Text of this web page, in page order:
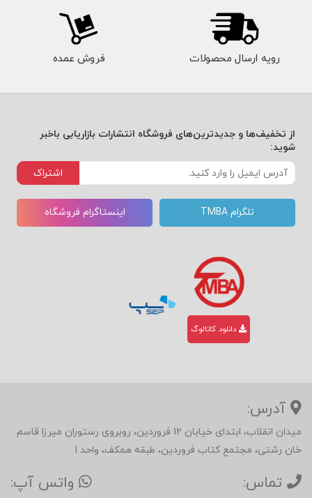
رویه ارسال محصولات فروش عمده
از تخفیف‌ها و جدیدترین‌های فروشگاه انتشارات بازاریابی باخبر
شوید:
اشتراک
تلگرام TMBA اینستاگرام فروشگاه
دانلود کاتالوگ
آدرس:
میدان انقلاب، ابتدای خیابان 12 فروردین، روبروی رستوران میرزا قاسم
خان رشتی، مجتمع کتاب فروردین، طبقه همکف، واحد 1
تماس: واتس آپ: